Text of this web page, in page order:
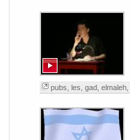
pubs les gad, elmaleh,